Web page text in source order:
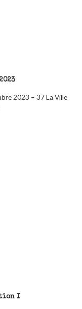
2023 – 37 La Ville
I